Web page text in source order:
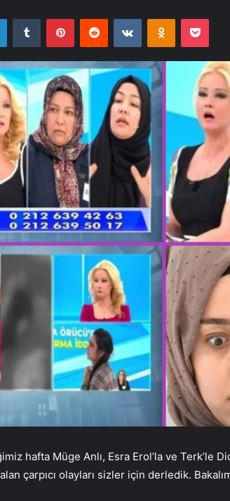
LinkedInTumblr PinterestReddit VKontakteOdnoklassniki
hafta Müge Anlı, Esra Erol’la ve Terk’le
çarpıcı olayları sizler için derledik.